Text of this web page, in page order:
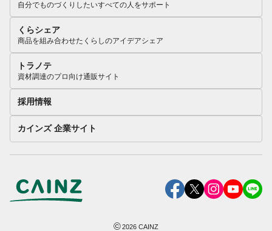
自分でものづくりしたいすべての人をサポート
くらシェア
商品を組み合わせたくらしのアイデアシェア
トラノテ
資材調達のプロ向け通販サイト
採用情報
カインズ 企業サイト
©2026 CAINZ